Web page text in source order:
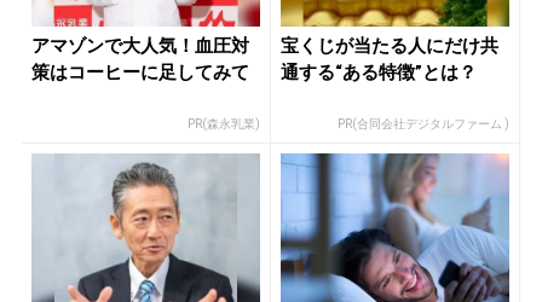
アマゾンで大人気！血圧対
策はコーヒーに足してみて
PR(森永乳業)
宝くじが当たる人にだけ共
通する“ある特徴”とは？
PR(合同会社デジタルファーム )